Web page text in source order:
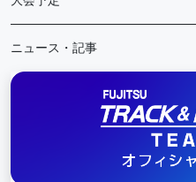
ニュース・記事